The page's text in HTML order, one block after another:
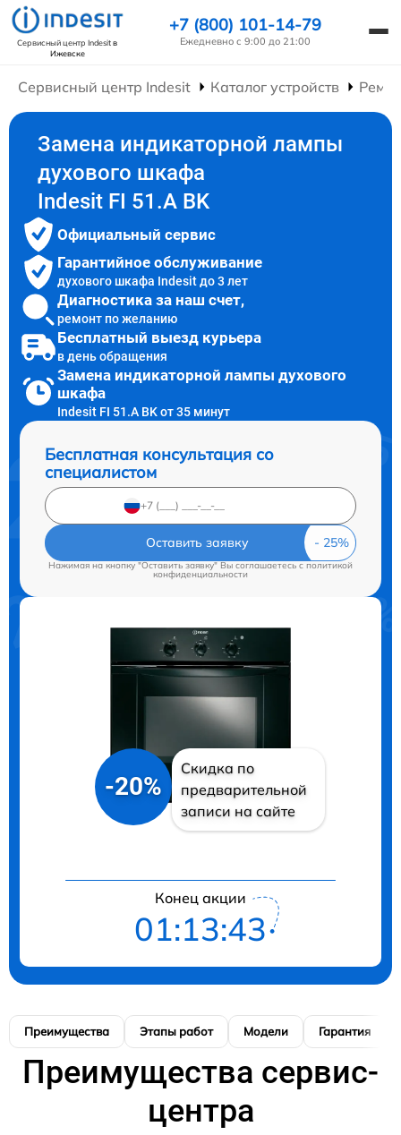
Сервисный центр Indesitв
Ижевске
+7 (800) 101-14-79
Ежедневно с 9:00 до 21:00
Сервисный центр Indesit Каталог устройств
Замена индикаторной лампы
духового шкафа
Indesit FI 51.A BK
Официальный сервис
Гарантийное обслуживание
духового шкафа Indesit до 3 лет
Диагностика за наш счет,
ремонт по желанию
Бесплатный выезд курьера
в день обращения
Замена индикаторной лампы духового
шкафа
Indesit FI 51.A BK от 35 минут
Бесплатная консультация со
специалистом
Оставить заявку
Нажимая на кнопку "Оставить заявку" Вы соглашаетесь cполитикой
конфиденциальности
-20%
Скидка по
предварительной
записи на сайте
Конец акции
01:13:42
Преимущества Этапы работ Модели Гарантия
Преимущества сервис-
центра